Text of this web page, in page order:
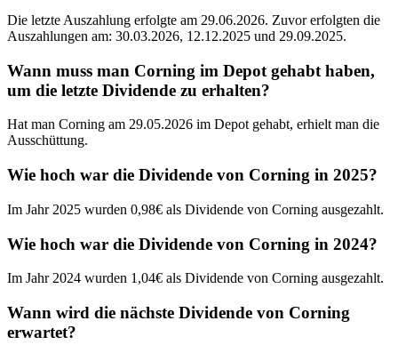
Die letzte Auszahlung erfolgte am 29.06.2026. Zuvor erfolgten die
Auszahlungen am: 30.03.2026, 12.12.2025 und 29.09.2025.
Wann muss man Corning im Depot gehabt haben,
um die letzte Dividende zu erhalten?
Hat man Corning am 29.05.2026 im Depot gehabt, erhielt man die
Ausschüttung.
Wie hoch war die Dividende von Corning in 2025?
Im Jahr 2025 wurden 0,98€ als Dividende von Corning ausgezahlt.
Wie hoch war die Dividende von Corning in 2024?
Im Jahr 2024 wurden 1,04€ als Dividende von Corning ausgezahlt.
Wann wird die nächste Dividende von Corning
erwartet?